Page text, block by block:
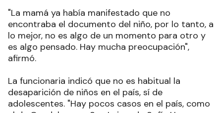
"La mamá ya había manifestado que no
encontraba el documento del niño, por lo tanto, a
lo mejor, no es algo de un momento para otro y
es algo pensado. Hay mucha preocupación",
afirmó.
La funcionaria indicó que no es habitual la
desaparición de niños en el país, sí de
adolescentes. "Hay pocos casos en el país, como